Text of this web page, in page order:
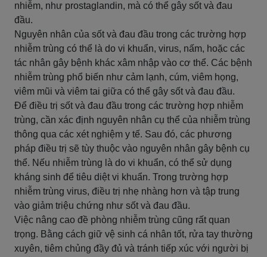
nhiễm, như prostaglandin, mà có thể gây sốt và đau
đầu.
Nguyên nhân của sốt và đau đầu trong các trường hợp
nhiễm trùng có thể là do vi khuẩn, virus, nấm, hoặc các
tác nhân gây bệnh khác xâm nhập vào cơ thể. Các bệnh
nhiễm trùng phổ biến như cảm lạnh, cúm, viêm họng,
viêm mũi và viêm tai giữa có thể gây sốt và đau đầu.
Để điều trị sốt và đau đầu trong các trường hợp nhiễm
trùng, cần xác định nguyên nhân cụ thể của nhiễm trùng
thông qua các xét nghiệm y tế. Sau đó, các phương
pháp điều trị sẽ tùy thuộc vào nguyên nhân gây bệnh cụ
thể. Nếu nhiễm trùng là do vi khuẩn, có thể sử dụng
kháng sinh để tiêu diệt vi khuẩn. Trong trường hợp
nhiễm trùng virus, điều trị nhẹ nhàng hơn và tập trung
vào giảm triệu chứng như sốt và đau đầu.
Việc nâng cao đề phòng nhiễm trùng cũng rất quan
trọng. Bằng cách giữ vệ sinh cá nhân tốt, rửa tay thường
xuyên, tiêm chủng đầy đủ và tránh tiếp xúc với người bị